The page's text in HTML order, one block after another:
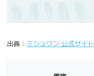
出典： ミシュワン 公式サイト